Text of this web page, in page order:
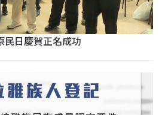
民日慶賀正名成功